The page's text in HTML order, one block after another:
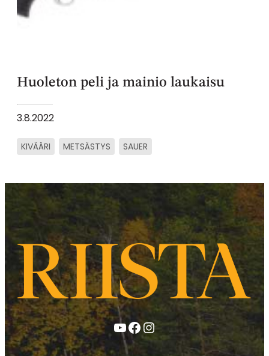
Huoleton peli ja mainio laukaisu
3.8.2022
KIVÄÄRI METSÄSTYS SAUER
YouTube
Facebook
Instagram